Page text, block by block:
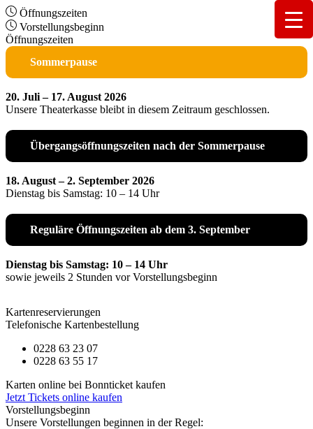
Öffnungszeiten
Vorstellungsbeginn
Öffnungszeiten
Sommerpause
20. Juli – 17. August 2026
Unsere Theaterkasse bleibt in diesem Zeitraum geschlossen.
Übergangsöffnungszeiten nach der Sommerpause
18. August – 2. September 2026
Dienstag bis Samstag: 10 – 14 Uhr
Reguläre Öffnungszeiten ab dem 3. September
Dienstag bis Samstag: 10 – 14 Uhr
sowie jeweils 2 Stunden vor Vorstellungsbeginn
Kartenreservierungen
Telefonische Kartenbestellung
0228 63 23 07
0228 63 55 17
Karten online bei Bonnticket kaufen
Jetzt Tickets online kaufen
Vorstellungsbeginn
Unsere Vorstellungen beginnen in der Regel: